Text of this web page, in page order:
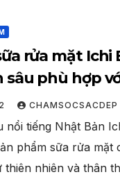
rửa mặt Ichi
sâu phù hợp
CHAMSOCSACDEP
nổi tiếng Nhật Bản
phẩm sữa rửa mặt
thiên nhiên và thân